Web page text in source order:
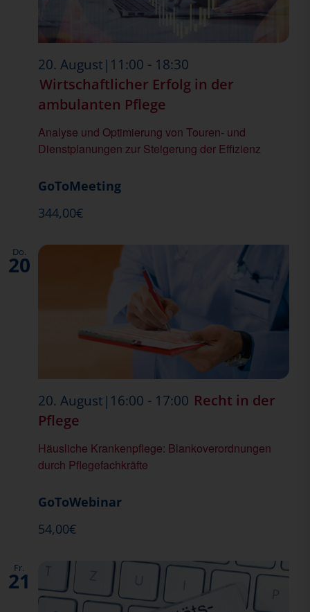
Analyse und Optimierung von Touren- und
Dienstplanungen zur Steigerung der Effizienz
20. August|11:00 - 18:30
Wirtschaftlicher Erfolg in der
ambulanten Pflege
GoToMeeting
344,00€
Do.
20
Häusliche Krankenpflege: Blankoverordnungen
durch Pflegefachkräfte
20. August|16:00 - 17:00 Recht in der
Pflege
GoToWebinar
54,00€
Fr.
21